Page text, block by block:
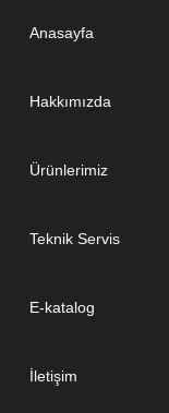
Anasayfa
Hakkımızda
Ürünlerimiz
Teknik Servis
E-katalog
İletişim